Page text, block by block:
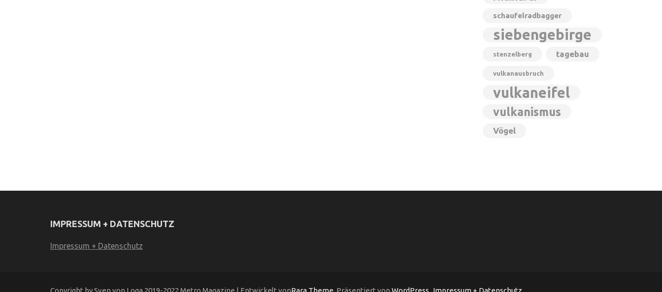
schaufelradbagger
siebengebirge
stenzelberg tagebau
vulkanausbruch
vulkaneifel
vulkanismus
Vögel
IMPRESSUM + DATENSCHUTZ
Impressum + Datenschutz
Copyright by Sven von Loga 2019-2022 Metro Magazine | Entwickelt vonRara Theme . Präsentiert von WordPress Impressum + Datenschutz